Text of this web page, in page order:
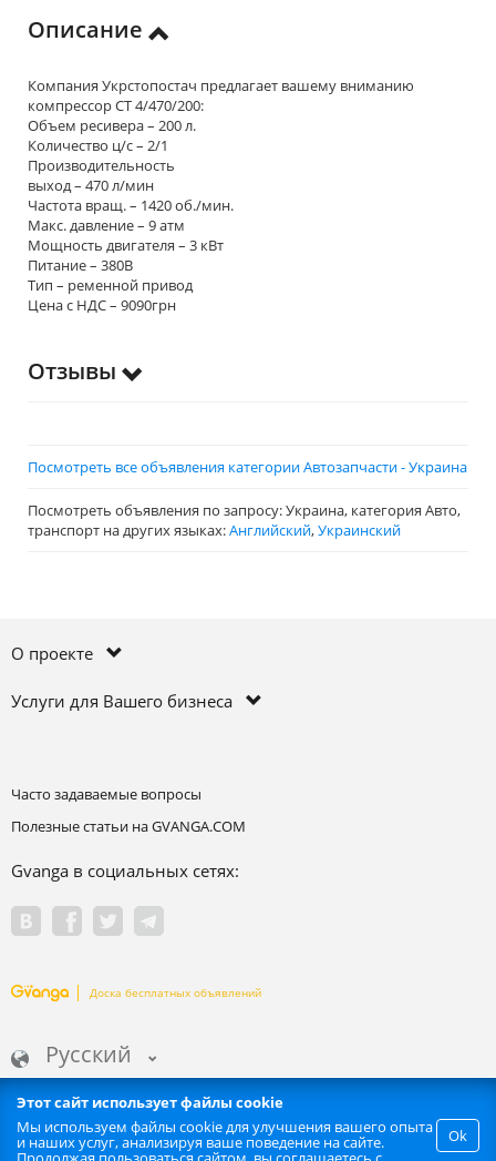
Описание
Компания Укрстопостач предлагает вашему вниманию
компрессор СT 4/470/200:
Объем ресивера – 200 л.
Количество ц/с – 2/1
Производительность
выход – 470 л/мин
Частота вращ. – 1420 об./мин.
Макс. давление – 9 атм
Мощность двигателя – 3 кВт
Питание – 380В
Тип – ременной привод
Цена с НДС – 9090грн
Отзывы
Посмотреть все объявления категории Автозапчасти - Украина
Посмотреть объявления по запросу: Украина, категория Авто,
транспорт на других языках:Английский,Украинский
Этот сайт использует файлы cookie
Ok
Мы используем файлы cookie для улучшения вашего опыта
и наших услуг, анализируя ваше поведение на сайте.
О проекте
Услуги для Вашего бизнеса
Часто задаваемые вопросы
Полезные статьи на GVANGA.COM
Gvanga в социальных сетях:
Доска бесплатных объявлений
Русский
Запрещается любое автоматизированное извлечение информации